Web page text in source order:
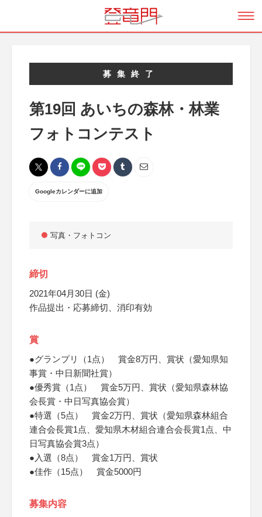
募集終了
第19回 あいちの森林・林業
フォトコンテスト
Googleカレンダーに追加
写真・フォトコン
締切
2021年04月30日 (金)
作品提出・応募締切、消印有効
賞
●グランプリ（1点） 賞金8万円、賞状（愛知県知
事賞・中日新聞社賞）
●優秀賞（1点） 賞金5万円、賞状（愛知県森林協
会長賞・中日写真協会賞）
●特選（5点） 賞金2万円、賞状（愛知県森林組合
連合会長賞1点、愛知県木材組合連合会長賞1点、中
日写真協会賞3点）
●入選（8点） 賞金1万円、賞状
●佳作（15点） 賞金5000円
募集内容